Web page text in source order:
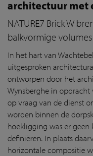
architectuur met
NATURE7 Brick W
balkvormige volumes
In het hart van
uitgesproken
ontworpen door het
Wynsberghe in
op vraag van de dienst
worden binnen de
hoekligging was er geen
definiëren. In plaats
horizontale compositie